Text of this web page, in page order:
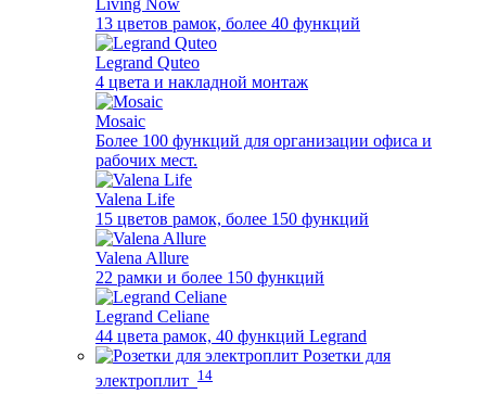
Living Now
13 цветов рамок, более 40 функций
Legrand Quteo
4 цвета и накладной монтаж
Mosaic
Более 100 функций для организации офиса и
рабочих мест.
Valena Life
15 цветов рамок, более 150 функций
Valena Allure
22 рамки и более 150 функций
Legrand Celiane
44 цвета рамок, 40 функций Legrand
Розетки для
электроплит 14